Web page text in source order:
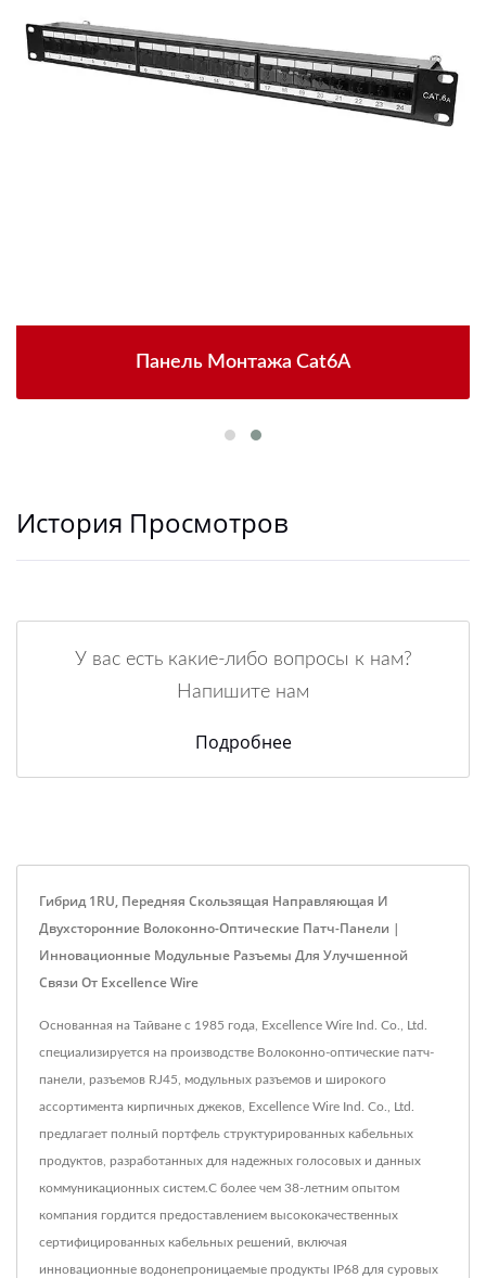
Панель Монтажа Cat6A
История Просмотров
У вас есть какие-либо вопросы к нам?
Напишите нам
Подробнее
Гибрид 1RU, Передняя Скользящая Направляющая И
Двухсторонние Волоконно-Оптические Патч-Панели |
Инновационные Модульные Разъемы Для Улучшенной
Связи От Excellence Wire
Основанная на Тайване с 1985 года, Excellence Wire Ind. Co., Ltd.
специализируется на производстве Волоконно-оптические патч-
панели, разъемов RJ45, модульных разъемов и широкого
ассортимента кирпичных джеков, Excellence Wire Ind. Co., Ltd.
предлагает полный портфель структурированных кабельных
продуктов, разработанных для надежных голосовых и данных
коммуникационных систем.С более чем 38-летним опытом
компания гордится предоставлением высококачественных
сертифицированных кабельных решений, включая
инновационные водонепроницаемые продукты IP68 для суровых